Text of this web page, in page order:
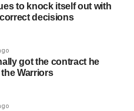
to knock itself out with
decisions
got the contract he
Warriors